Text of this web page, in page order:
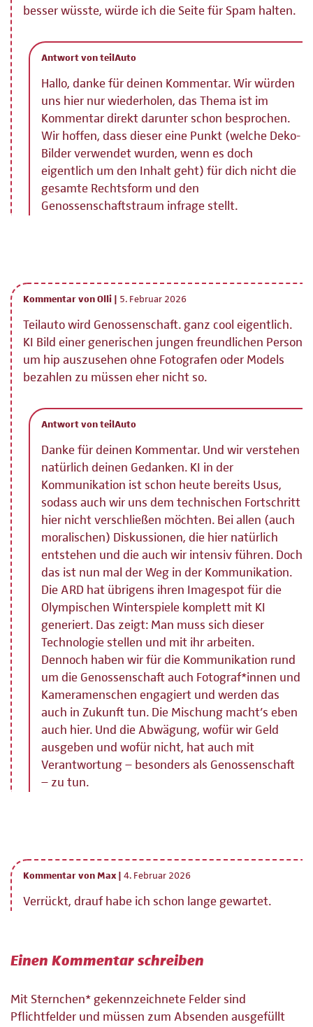
besser wüsste, würde ich die Seite für Spam halten.
Antwort von teilAuto
Hallo, danke für deinen Kommentar. Wir würden
uns hier nur wiederholen, das Thema ist im
Kommentar direkt darunter schon besprochen.
Wir hoffen, dass dieser eine Punkt (welche Deko-
Bilder verwendet wurden, wenn es doch
eigentlich um den Inhalt geht) für dich nicht die
gesamte Rechtsform und den
Genossenschaftstraum infrage stellt.
Kommentar von Olli | 5. Februar 2026
Teilauto wird Genossenschaft. ganz cool eigentlich.
KI Bild einer generischen jungen freundlichen Person
um hip auszusehen ohne Fotografen oder Models
bezahlen zu müssen eher nicht so.
Antwort von teilAuto
Danke für deinen Kommentar. Und wir verstehen
natürlich deinen Gedanken. KI in der
Kommunikation ist schon heute bereits Usus,
sodass auch wir uns dem technischen Fortschritt
hier nicht verschließen möchten. Bei allen (auch
moralischen) Diskussionen, die hier natürlich
entstehen und die auch wir intensiv führen. Doch
das ist nun mal der Weg in der Kommunikation.
Die ARD hat übrigens ihren Imagespot für die
Olympischen Winterspiele komplett mit KI
generiert. Das zeigt: Man muss sich dieser
Technologie stellen und mit ihr arbeiten.
Dennoch haben wir für die Kommunikation rund
um die Genossenschaft auch Fotograf*innen und
Kameramenschen engagiert und werden das
auch in Zukunft tun. Die Mischung macht’s eben
auch hier. Und die Abwägung, wofür wir Geld
ausgeben und wofür nicht, hat auch mit
Verantwortung – besonders als Genossenschaft
– zu tun.
Kommentar von Max | 4. Februar 2026
Verrückt, drauf habe ich schon lange gewartet.
Einen Kommentar schreiben
Mit Sternchen* gekennzeichnete Felder sind
Pflichtfelder und müssen zum Absenden ausgefüllt